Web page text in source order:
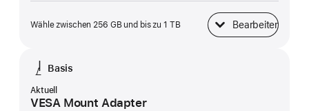
Wähle zwischen 256 GB und bis zu 1 TB Bearbeiten
SSD Speicher
Basis
Aktuell
VESA Mount Adapter